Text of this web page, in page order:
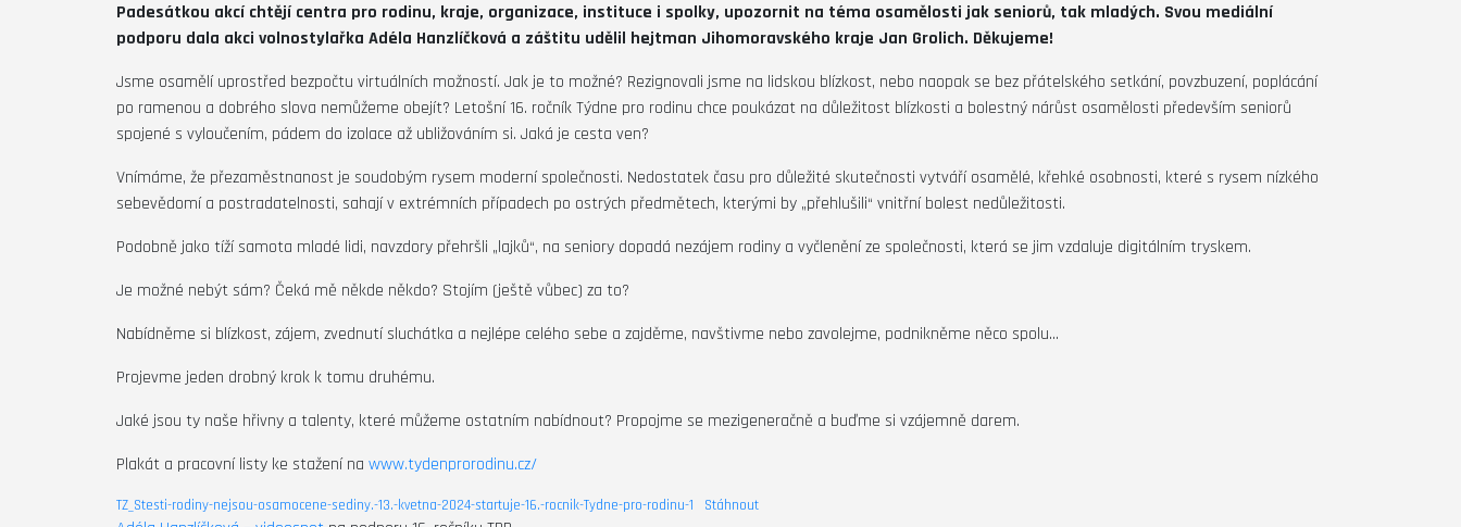
Padesátkou akcí chtějí centra pro rodinu, kraje, organizace, instituce i spolky, upozornit na téma osamělosti jak seniorů, tak mladých. Svou mediální
podporu dala akci volnostylařka Adéla Hanzlíčková a záštitu udělil hejtman Jihomoravského kraje Jan Grolich. Děkujeme!
Jsme osamělí uprostřed bezpočtu virtuálních možností. Jak je to možné? Rezignovali jsme na lidskou blízkost, nebo naopak se bez přátelského setkání, povzbuzení, poplácání
po ramenou a dobrého slova nemůžeme obejít? Letošní 16. ročník Týdne pro rodinu chce poukázat na důležitost blízkosti a bolestný nárůst osamělosti především seniorů
spojené s vyloučením, pádem do izolace až ubližováním si. Jaká je cesta ven?
Vnímáme, že přezaměstnanost je soudobým rysem moderní společnosti. Nedostatek času pro důležité skutečnosti vytváří osamělé, křehké osobnosti, které s rysem nízkého
sebevědomí a postradatelnosti, sahají v extrémních případech po ostrých předmětech, kterými by „přehlušili“ vnitřní bolest nedůležitosti.
Podobně jako tíží samota mladé lidi, navzdory přehršli „lajků“, na seniory dopadá nezájem rodiny a vyčlenění ze společnosti, která se jim vzdaluje digitálním tryskem.
Je možné nebýt sám? Čeká mě někde někdo? Stojím (ještě vůbec) za to?
Nabídněme si blízkost, zájem, zvednutí sluchátka a nejlépe celého sebe a zajděme, navštivme nebo zavolejme, podnikněme něco spolu…
Projevme jeden drobný krok k tomu druhému.
Jaké jsou ty naše hřivny a talenty, které můžeme ostatním nabídnout? Propojme se mezigeneračně a buďme si vzájemně darem.
Plakát a pracovní listy ke stažení na www.tydenprorodinu.cz/
TZ_Stesti-rodiny-nejsou-osamocene-sediny.-13.-kvetna-2024-startuje-16.-rocnik-Tydne-pro-rodinu-1 Stáhnout